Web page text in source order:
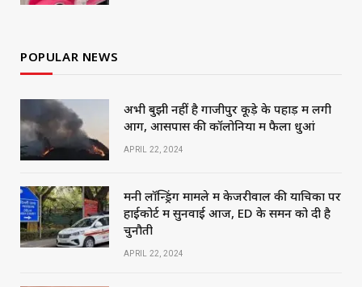
POPULAR NEWS
अभी बुझी नहीं है गाजीपुर कूड़े के पहाड़ में लगी
आग, आसपास की कॉलोनियों में फैला धुआं
APRIL 22, 2024
मनी लॉन्ड्रिंग मामले में केजरीवाल की याचिका पर
हाईकोर्ट में सुनवाई आज, ED के समन को दी है
चुनौती
APRIL 22, 2024